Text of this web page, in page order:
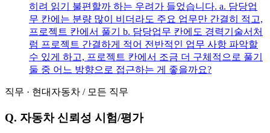
히려 읽기 불편할까 하는 우려가 들었습니다. a. 담당업
무 칸에는 분량 많이 비더라도 주요 업무만 간결히 적고,
프로젝트 칸에서 풀기 b. 담당업무 칸에도 경력기술서처
럼 프로젝트 간결하게 적어 전반적인 업무 사항 파악할
수 있게 하고, 프로젝트 칸에서 조금 더 구체적으로 풀기
둘 중 어느 방향으로 접근하는 게 좋을까요?
직무 · 현대자동차 / 모든 직무
Q. 자동차 신뢰성 시험/평가